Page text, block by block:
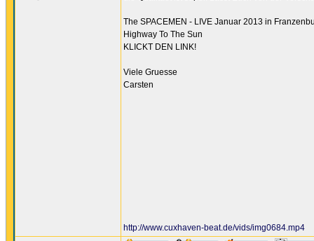
The SPACEMEN - LIVE Januar 2013 in
Highway To The Sun
KLICKT DEN LINK!
Viele Gruesse
Carsten
http://www.cuxhaven-beat.de/vids/img0684.mp4